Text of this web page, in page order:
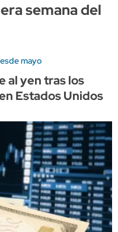
semana del
mayo
al yen tras los
Estados Unidos